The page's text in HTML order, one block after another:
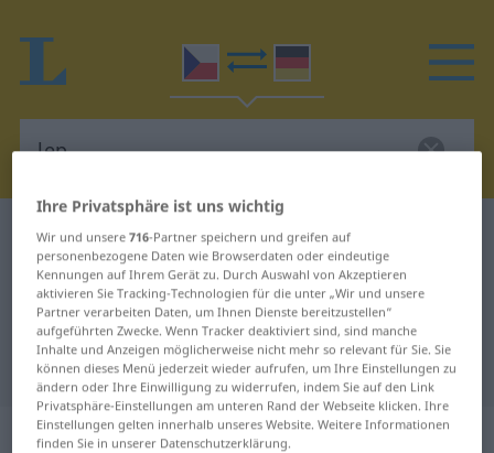
Tschechisch-Deutsch Wörterbuch lep
Tschechisch-Deutsch Übersetzung
für "lep"
"lep" Deutsch Übersetzung
„lep“: maskulin
Ihre Privatsphäre ist uns wichtig
Wir und unsere716-Partner speichern und greifen auf
personenbezogene Daten wie Browserdaten oder eindeutige
Kennungen auf Ihrem Gerät zu. Durch Auswahl von Akzeptieren
aktivieren Sie Tracking-Technologien für die unter „Wir und unsere
Partner verarbeiten Daten, um Ihnen Dienste bereitzustellen“
aufgeführten Zwecke. Wenn Tracker deaktiviert sind, sind manche
Inhalte und Anzeigen möglicherweise nicht mehr so relevant für Sie. Sie
können dieses Menü jederzeit wieder aufrufen, um Ihre Einstellungen zu
ändern oder Ihre Einwilligung zu widerrufen, indem Sie auf den Link
Privatsphäre-Einstellungen am unteren Rand der Webseite klicken. Ihre
Einstellungen gelten innerhalb unseres Website. Weitere Informationen
finden Sie in unserer Datenschutzerklärung.